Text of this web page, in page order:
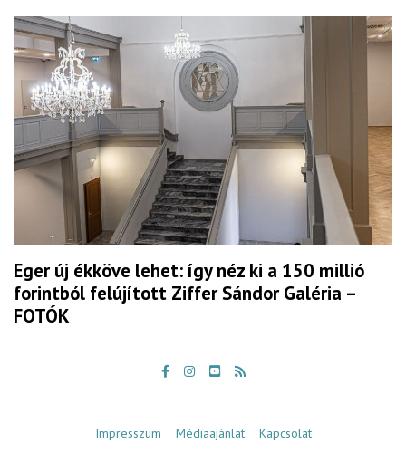
Eger új ékköve lehet: így néz ki a 150 millió
forintból felújított Ziffer Sándor Galéria –
FOTÓK
Impresszum Médiaajánlat Kapcsolat